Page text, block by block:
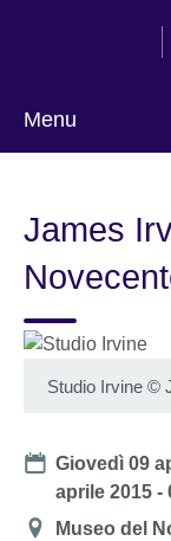
Menu
James
Studio Irvine ©
Date
Giovedì 09
aprile 2015 -
Location
Museo del